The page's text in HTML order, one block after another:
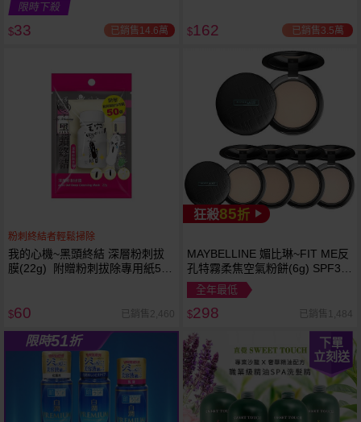
立刻送
限時下殺
$33 已銷售14.6萬 $162 已銷售3.5萬
粉刺終結者輕鬆掃除
我的心機~黑頭終結 深層粉刺拔
膜(22g) 附贈粉刺拔除專用紙50
$60 已銷售2,460
狂殺85折
MAYBELLINE 媚比琳~FIT ME反
孔特霧柔焦空氣粉餅(6g) SPF32
PA+++ 款式可選 空氣小圓餅
全年最低
$298 已銷售1,484
限時51折
下單
立刻送